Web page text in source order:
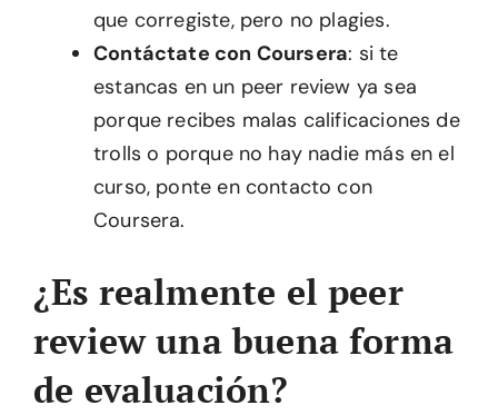
que corregiste, pero no plagies.
Contáctate con Coursera: si te
estancas en un peer review ya sea
porque recibes malas calificaciones de
trolls o porque no hay nadie más en el
curso, ponte en contacto con
Coursera.
¿Es realmente el peer
review una buena forma
de evaluación?